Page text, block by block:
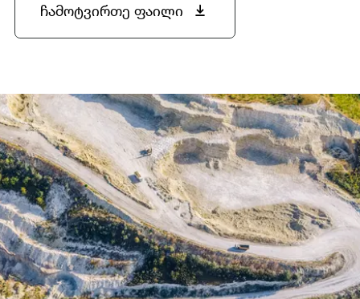
ჩამოტვირთე ფაილი